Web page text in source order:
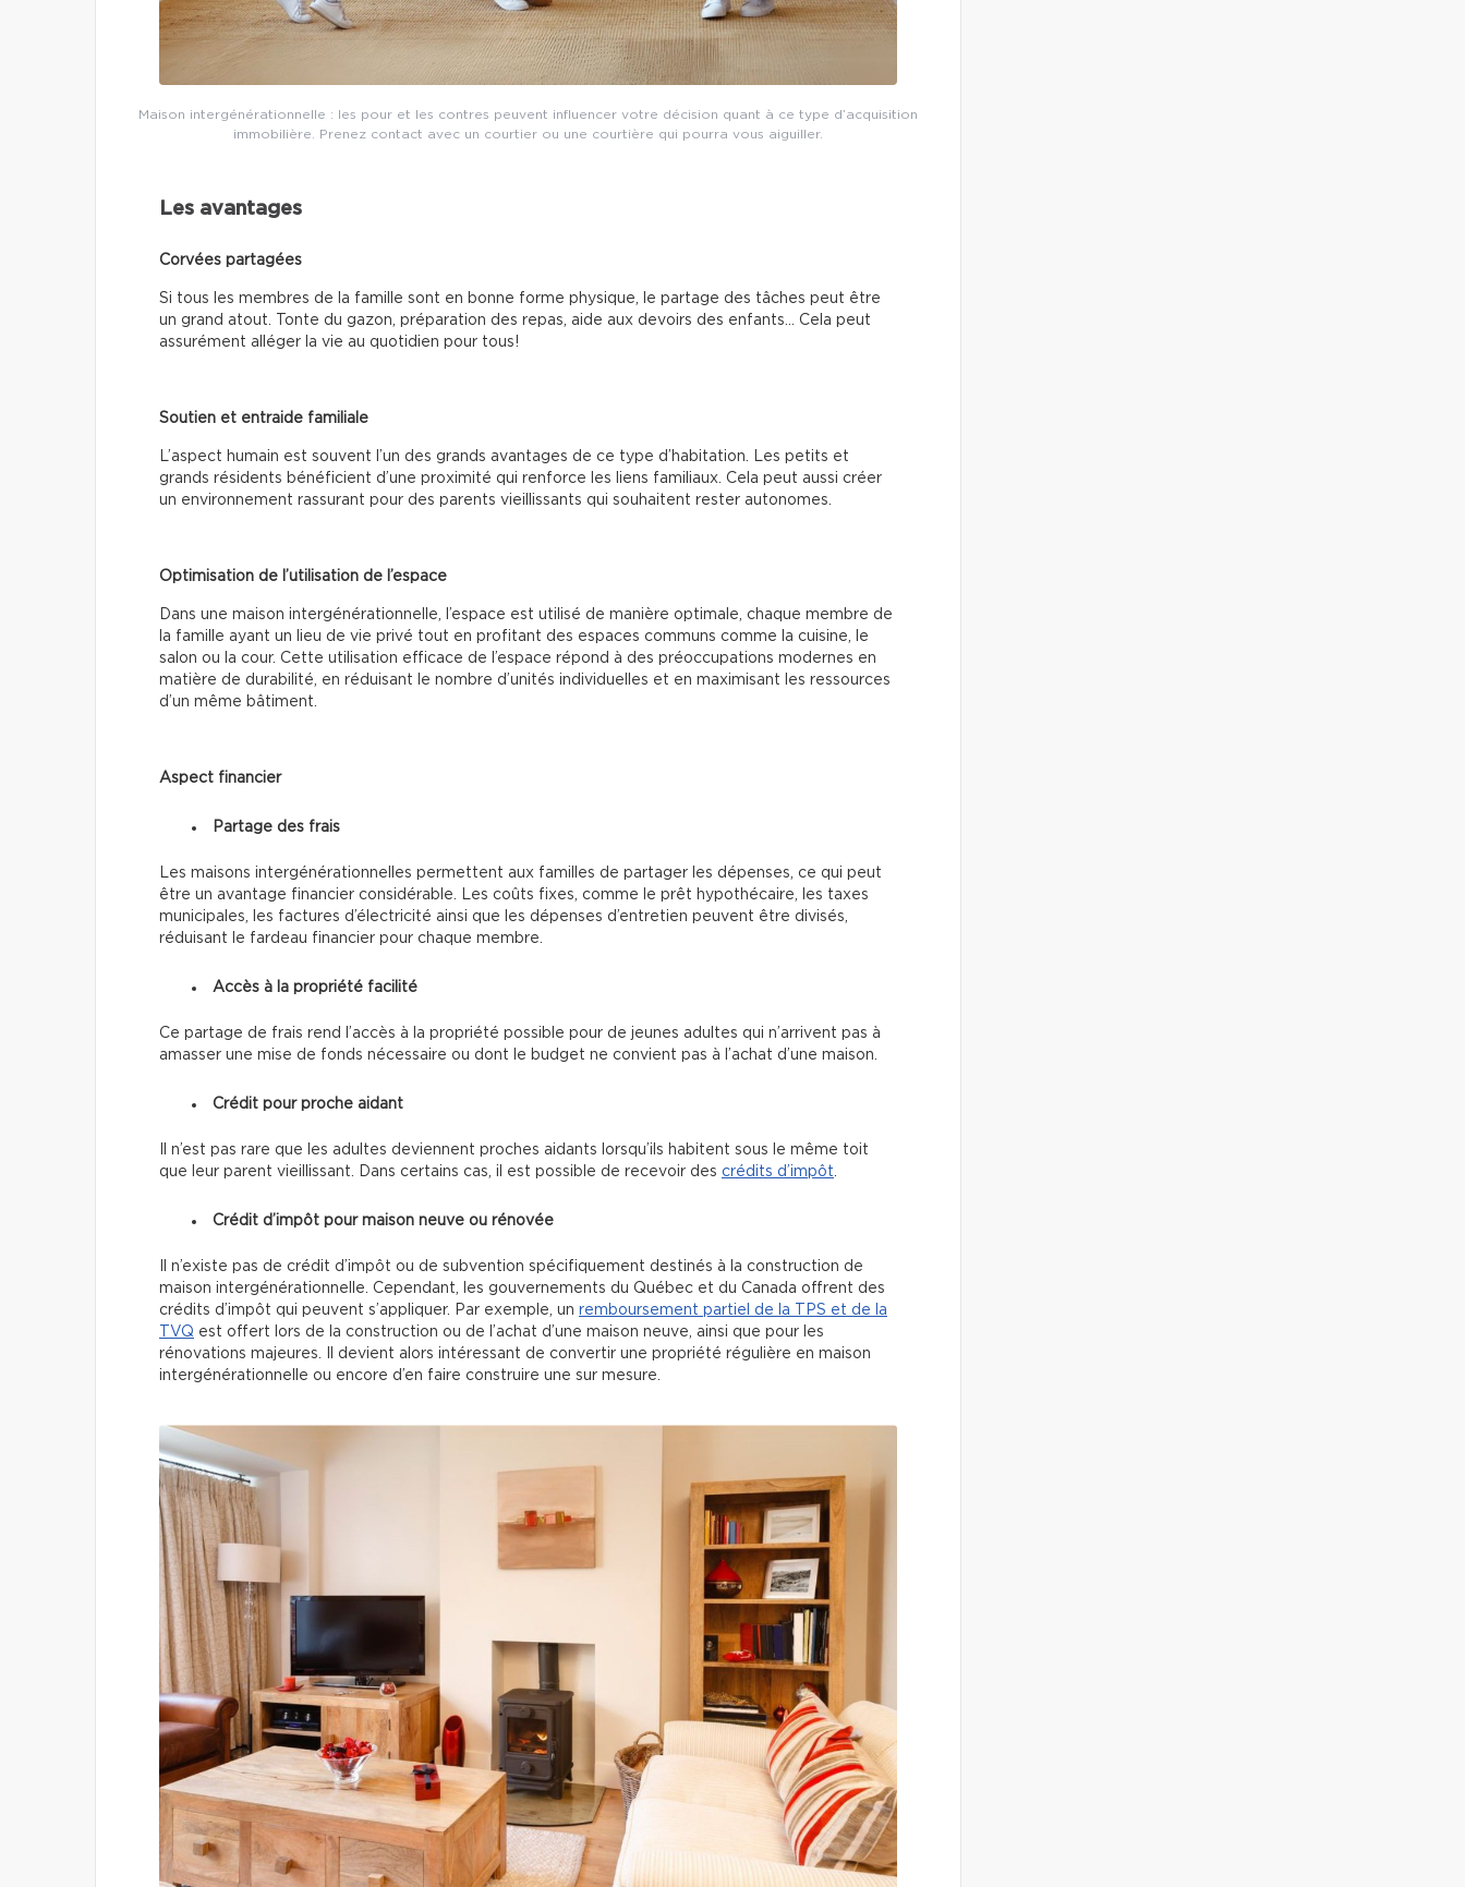
Maison intergénérationnelle : les pour et les contres peuvent influencer votre décision quant à ce type d’acquisition
immobilière. Prenez contact avec un courtier ou une courtière qui pourra vous aiguiller.
Les avantages
Corvées partagées
Si tous les membres de la famille sont en bonne forme physique, le partage des tâches peut être
un grand atout. Tonte du gazon, préparation des repas, aide aux devoirs des enfants… Cela peut
assurément alléger la vie au quotidien pour tous!
Soutien et entraide familiale
L’aspect humain est souvent l’un des grands avantages de ce type d’habitation. Les petits et
grands résidents bénéficient d’une proximité qui renforce les liens familiaux. Cela peut aussi créer
un environnement rassurant pour des parents vieillissants qui souhaitent rester autonomes.
Optimisation de l’utilisation de l’espace
Dans une maison intergénérationnelle, l’espace est utilisé de manière optimale, chaque membre de
la famille ayant un lieu de vie privé tout en profitant des espaces communs comme la cuisine, le
salon ou la cour. Cette utilisation efficace de l’espace répond à des préoccupations modernes en
matière de durabilité, en réduisant le nombre d’unités individuelles et en maximisant les ressources
d’un même bâtiment.
Aspect financier
Partage des frais
Les maisons intergénérationnelles permettent aux familles de partager les dépenses, ce qui peut
être un avantage financier considérable. Les coûts fixes, comme le prêt hypothécaire, les taxes
municipales, les factures d’électricité ainsi que les dépenses d’entretien peuvent être divisés,
réduisant le fardeau financier pour chaque membre.
Accès à la propriété facilité
Ce partage de frais rend
l’accès à la propriété possible pour de jeunes adultes qui n’arrivent pas à
amasser une mise de fonds nécessaire ou dont le budget ne convient pas à l’achat d’une maison.
Crédit pour proche aidant
Il n’est pas rare que les adultes deviennent proches aidants lorsqu’ils habitent sous le même toit
que leur parent vieillissant. Dans certains cas, il est possible de recevoir des crédits d’impôt.
Crédit d’impôt pour maison neuve ou rénovée
Il n’existe pas de crédit d’impôt ou de subvention spécifiquement destinés à la construction de
maison intergénérationnelle. Cependant, les gouvernements du Québec et du Canada offrent des
crédits d’impôt qui peuvent s’appliquer. Par exemple, un remboursement partiel de la TPS et de la
TVQ est offert lors de la construction ou de l’achat d’une maison neuve, ainsi que pour les
rénovations majeures. Il devient alors intéressant de convertir une propriété régulière en maison
intergénérationnelle ou encore d’en faire construire une sur mesure.